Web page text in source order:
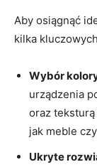
Aby osiągnąć⁣
kilka
Wybór
urządzenia
oraz
⁢jak meble
Ukryte